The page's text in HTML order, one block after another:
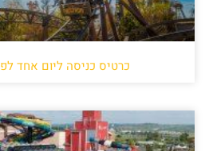
כרטיס כניסה ליום אחד